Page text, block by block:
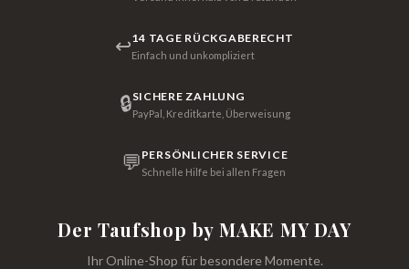
↩14 TAGE RÜCKGABERECHT
Einfach und unkompliziert
🔒SICHERE ZAHLUNG
PayPal, Kreditkarte, Überweisung
💬 PERSÖNLICHER SERVICE
Schnelle Hilfe bei allen Fragen
Der Taufshop by MAKE MY DAY
Ihr Online-Shop für besondere Momente.